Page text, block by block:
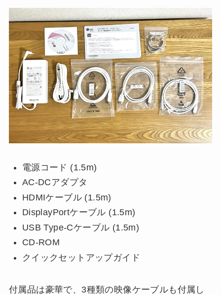
電源コード (1.5m)
AC-DCアダプタ
HDMIケーブル (1.5m)
DisplayPortケーブル (1.5m)
USB Type-Cケーブル (1.5m)
CD-ROM
クイックセットアップガイド
付属品は豪華で、3種類の映像ケーブルも付属し